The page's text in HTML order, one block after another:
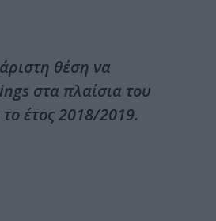
θέση να
στα πλαίσια του
έτος 2018/2019.